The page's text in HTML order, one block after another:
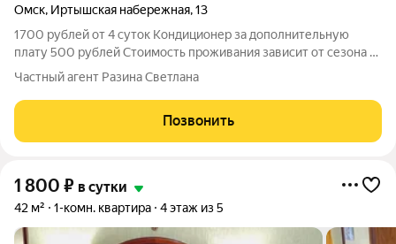
Омск, Иртышская набережная,13
1700 рублей от 4 суток Кондиционер за дополнительную
плату 500 рублей Стоимость проживания зависит от сезона и
количества суток. Актуальную цену на конкретные даты
КОМИССИЙ Сдам посуточно уютную новую
Частный агент Разина Светлана
Позвонить
1 800 ₽ в сутки
42 м² 1-комн. квартира 4 этаж из 5